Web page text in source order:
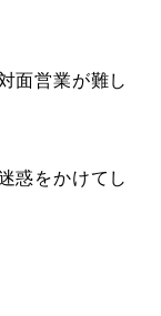
面営業が難し
惑をかけてし